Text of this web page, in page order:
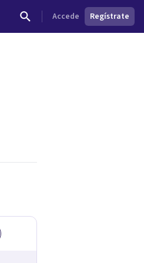
Accede Regístrate